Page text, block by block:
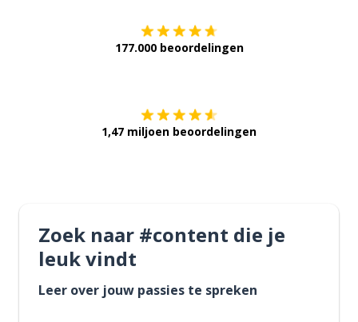
177.000 beoordelingen
1,47 miljoen beoordelingen
Zoek naar #content die je
leuk vindt
Leer over jouw passies te spreken